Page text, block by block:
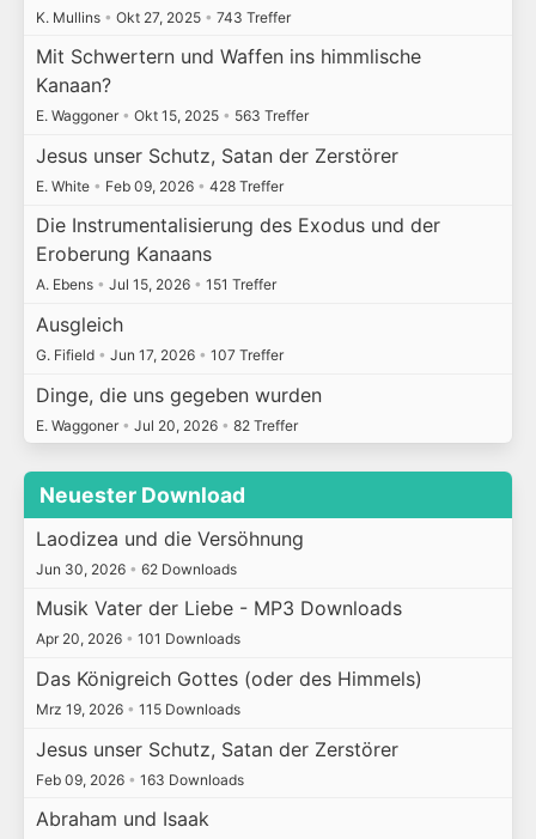
K. Mullins • Okt 27, 2025 • 743 Treffer
Mit Schwertern und Waffen ins himmlische
Kanaan?
E. Waggoner • Okt 15, 2025 • 563 Treffer
Jesus unser Schutz, Satan der Zerstörer
E. White • Feb 09, 2026 • 428 Treffer
Die Instrumentalisierung des Exodus und der
Eroberung Kanaans
A. Ebens • Jul 15, 2026 • 151 Treffer
Ausgleich
G. Fifield • Jun 17, 2026 • 107 Treffer
Dinge, die uns gegeben wurden
E. Waggoner • Jul 20, 2026 • 82 Treffer
Neuester Download
Laodizea und die Versöhnung
Jun 30, 2026 • 62 Downloads
Musik Vater der Liebe - MP3 Downloads
Apr 20, 2026 • 101 Downloads
Das Königreich Gottes (oder des Himmels)
Mrz 19, 2026 • 115 Downloads
Jesus unser Schutz, Satan der Zerstörer
Feb 09, 2026 • 163 Downloads
Abraham und Isaak